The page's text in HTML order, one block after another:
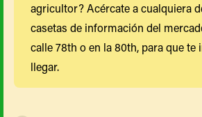
agricultor? Acércate a cualquiera
casetas de información del
calle 78th o en la 80th, para que te
llegar.